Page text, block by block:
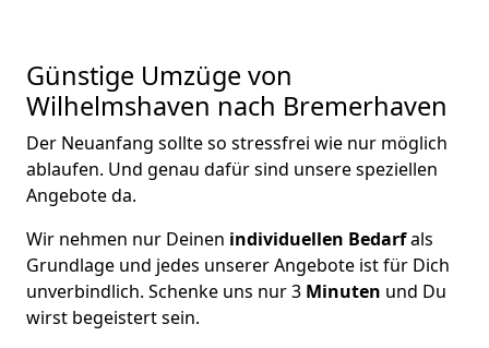
Günstige Umzüge von
Wilhelmshaven nach Bremer­haven
Der Neuanfang sollte so stressfrei wie nur möglich
ablaufen. Und genau dafür sind unsere speziellen
Angebote da.
Wir nehmen nur Deinen individuellen Bedarfals
Grundlage und jedes unserer Angebote ist für Dich
unverbindlich. Schenke uns nur 3 Minuten und Du
wirst begeistert sein.